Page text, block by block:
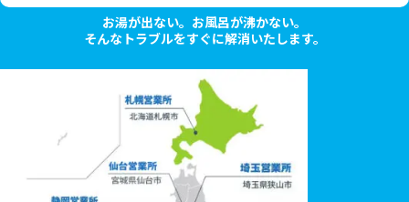
お湯が出ない。お風呂が沸かない。
そんなトラブルをすぐに解消いたします。